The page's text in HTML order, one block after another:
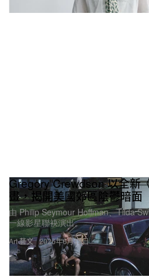
Art 藝文
Gregory Crewdson 以全新
畫，揭開美國郊區陰鬱暗面
由 Philip Seymour Hoffman、Tilda
一線影星聯袂演出。
2026年6月13日